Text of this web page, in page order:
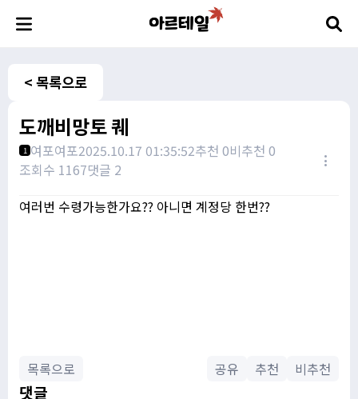
< 목록으로
도깨비망토 퀘
1 여포여포2025.10.17 01:35:52추천 0비추천 0
조회수 1167댓글 2
여러번 수령가능한가요?? 아니면 계정당 한번??
목록으로 공유 추천 비추천
댓글